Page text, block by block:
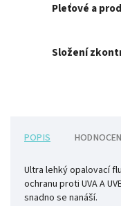
Pleťové a
Složení
POPIS
Ultra lehký opalovací
ochranu proti UVA A
snadno se nanáší.